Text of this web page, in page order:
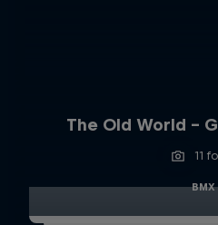
The Old World –
11
BMX